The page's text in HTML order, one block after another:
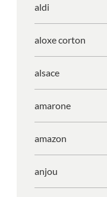
aldi
aloxe corton
alsace
amarone
amazon
anjou